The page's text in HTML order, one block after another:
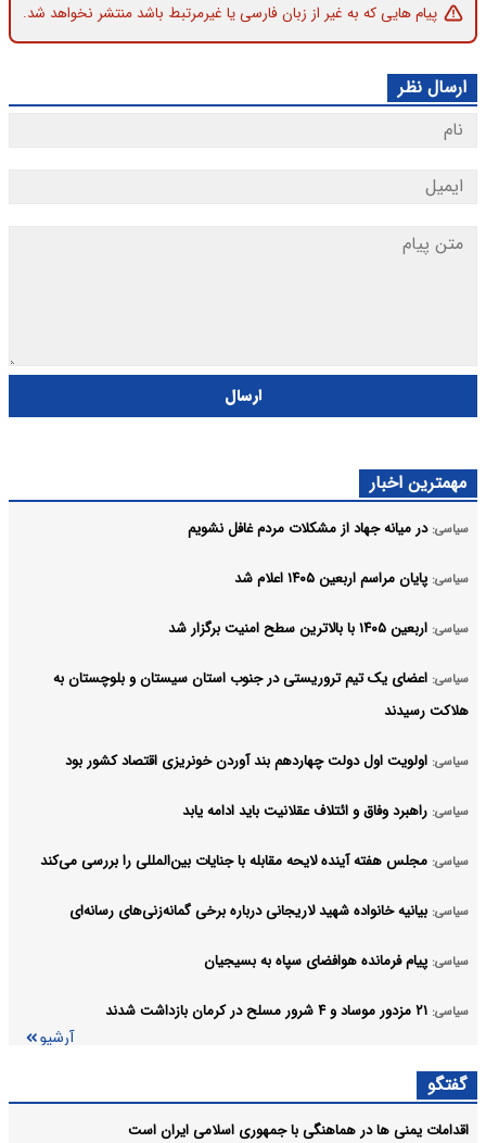
پیام هایی که به غیر از زبان فارسی یا غیرمرتبط باشد منتشر نخواهد شد.
ارسال نظر
ارسال
مهمترین اخبار
سیاسی: در میانه جهاد از مشکلات مردم غافل نشویم
سیاسی: پایان مراسم اربعین ۱۴۰۵ اعلام شد
سیاسی: اربعین ۱۴۰۵ با بالاترین سطح امنیت برگزار شد
سیاسی: اعضای یک تیم تروریستی در جنوب استان سیستان و بلوچستان به
هلاکت رسیدند
سیاسی: اولویت اول دولت چهاردهم بند آوردن خونریزی اقتصاد کشور بود
سیاسی: راهبرد وفاق و ائتلاف عقلانیت باید ادامه یابد
سیاسی: مجلس هفته آینده لایحه مقابله با جنایات بین‌المللی را بررسی می‌کند
سیاسی: بیانیه خانواده شهید لاریجانی درباره برخی گمانه‌زنی‌های رسانه‌ای
سیاسی: پیام فرمانده هوافضای سپاه به بسیجیان
سیاسی: ۲۱ مزدور موساد و ۴ شرور مسلح در کرمان بازداشت شدند
آرشیو
گفتگو
اقدامات یمنی ها در هماهنگی با جمهوری اسلامی ایران است